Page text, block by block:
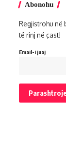
Abonohu
Regjistrohu në
të rinj në çast!
Email-i juaj